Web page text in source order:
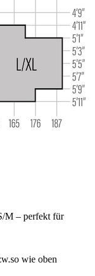
M – perfekt für
wie oben